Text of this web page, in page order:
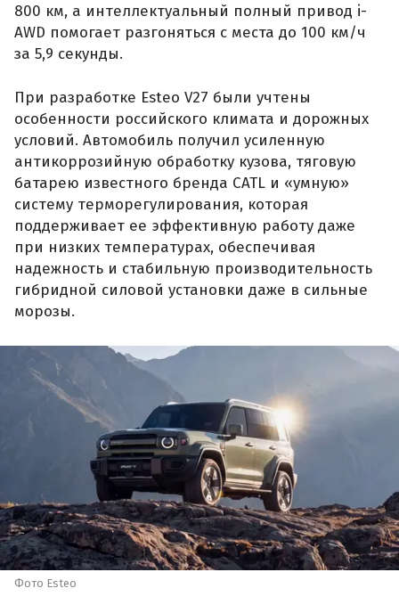
800 км, а интеллектуальный полный привод i-
AWD помогает разгоняться с места до 100 км/ч
за 5,9 секунды.
При разработке Esteo V27 были учтены
особенности российского климата и дорожных
условий. Автомобиль получил усиленную
антикоррозийную обработку кузова, тяговую
батарею известного бренда CATL и «умную»
систему терморегулирования, которая
поддерживает ее эффективную работу даже
при низких температурах, обеспечивая
надежность и стабильную производительность
гибридной силовой установки даже в сильные
морозы.
Фото Esteo